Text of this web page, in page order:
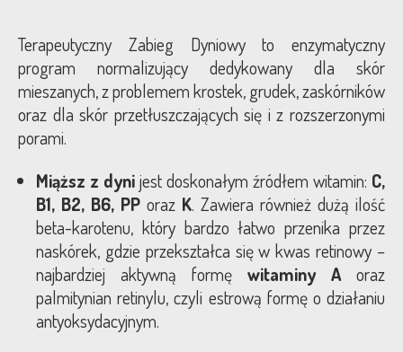
Terapeutyczny Zabieg Dyniowy to enzymatyczny
program normalizujący dedykowany dla skór
mieszanych, z problemem krostek, grudek, zaskórników
oraz dla skór przetłuszczających się i z rozszerzonymi
porami.
Miąższ z dynijest doskonałym źródłem witamin: C,
B1, B2, B6, PP oraz K. Zawiera również dużą ilość
beta-karotenu, który bardzo łatwo przenika przez
naskórek, gdzie przekształca się w kwas retinowy –
najbardziej aktywną formę witaminy Aoraz
palmitynian retinylu, czyli estrową formę o działaniu
antyoksydacyjnym.